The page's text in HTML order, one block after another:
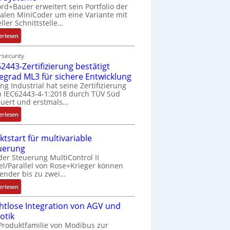
erweitert sein Portfolio der
MiniCoder um eine Variante mit
Schnittstelle…
:
E
i
n
f
a
c
h
e
S
n
s
o
r
-
I
t
Zertifizierung bestätigt
ML3 für sichere Entwicklung
Industrial hat seine Zertifizierung
IEC62443-4-1:2018 durch TÜV Süd
und erstmals…
:
I
C
6
2
4
4
3
Z
e
für multivariable
Steuerung MultiControl II
Parallel von Rose+Krieger können
bis zu zwei…
:
M
a
k
Integration von AGV und
von Modibus zur